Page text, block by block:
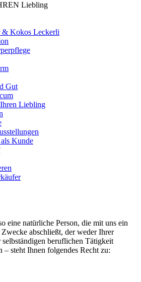
Liebling
& Kokos Leckerli
Gut
Liebling
Kunde
eine natürliche Person, die mit uns ein
abschließt, der weder Ihrer
beruflichen Tätigkeit
– steht Ihnen folgendes Recht zu: